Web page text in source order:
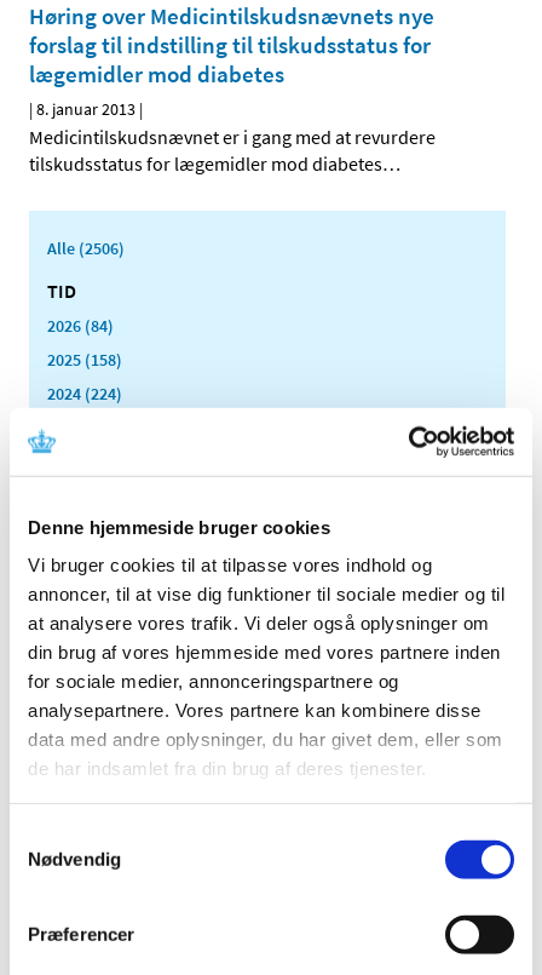
Denne hjemmeside bruger cookies
Vi bruger cookies til at tilpasse vores indhold og
annoncer, til at vise dig funktioner til sociale medier og til
at analysere vores trafik. Vi deler også oplysninger om
din brug af vores hjemmeside med vores partnere inden
for sociale medier, annonceringspartnere og
analysepartnere. Vores partnere kan kombinere disse
data med andre oplysninger, du har givet dem, eller som
de har indsamlet fra din brug af deres tjenester.
Nødvendig
Præferencer
Høring over Medicintilskuds­nævnets nye
forslag til indstilling til tilskudsstatus for
lægemidler mod diabetes
|8. januar 2013 |
Medicintilskudsnævnet er i gang med at revurdere
tilskudsstatus for lægemidler mod diabetes…
Alle (2506)
TID
2026 (84)
2025 (158)
2024 (224)
2022 (197)
2020 (263)
2019 (159)
2018 (150)
2017 (167)
2016 (167)
2015 (33)
2014 (44)
2013 (49)
december (4)
oktober (3)
august (2)